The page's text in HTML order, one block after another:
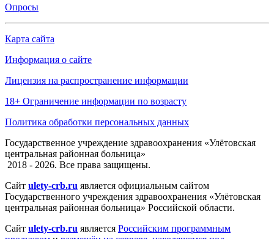
Опросы
Карта сайта
Информация о сайте
Лицензия на распространение информации
18+ Ограничение информации по возрасту
Политика обработки персональных данных
Государственное учреждение здравоохранения «Улётовская
центральная районная больница»
2018 - 2026. Все права защищены.
Сайт ulety-crb.ru является официальным сайтом
Государственного учреждения здравоохранения «Улётовская
центральная районная больница» Российской области.
Сайт ulety-crb.ru является Российским программным